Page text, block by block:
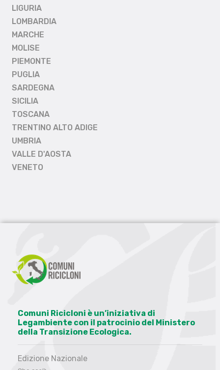
LIGURIA
LOMBARDIA
MARCHE
MOLISE
PIEMONTE
PUGLIA
SARDEGNA
SICILIA
TOSCANA
TRENTINO ALTO ADIGE
UMBRIA
VALLE D'AOSTA
VENETO
Comuni Ricicloni è un’iniziativa di
Legambiente con il patrocinio del Ministero
della Transizione Ecologica.
Edizione Nazionale